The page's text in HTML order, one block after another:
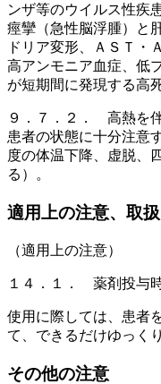
ンザ等のウイルス性疾
痙攣（急性脳浮腫）と
ドリア変形、ＡＳＴ・
高アンモニア血症、低
が短期間に発現する高
９．７．２． 高熱を
患者の状態に十分注意
度の体温下降、虚脱、
る）。
適用上の注意、取
（適用上の注意）
１４．１． 薬剤投与
使用に際しては、患者
て、できるだけゆっく
その他の注意